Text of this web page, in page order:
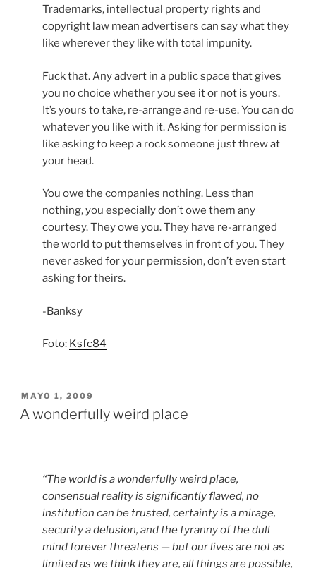
Trademarks, intellectual property rights and
copyright law mean advertisers can say what they
like wherever they like with total impunity.
Fuck that. Any advert in a public space that gives
you no choice whether you see it or not is yours.
It’s yours to take, re-arrange and re-use. You can do
whatever you like with it. Asking for permission is
like asking to keep a rock someone just threw at
your head.
You owe the companies nothing. Less than
nothing, you especially don’t owe them any
courtesy. They owe you. They have re-arranged
the world to put themselves in front of you. They
never asked for your permission, don’t even start
asking for theirs.
-Banksy
Foto: Ksfc84
PUBLICADO
EL
MAYO 1, 2009
A wonderfully weird place
“The world is a wonderfully weird place,
consensual reality is significantly flawed, no
institution can be trusted, certainty is a mirage,
security a delusion, and the tyranny of the dull
mind forever threatens — but our lives are not as
limited as we think they are, all things are possible,